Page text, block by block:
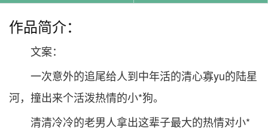
作品简介：
文案：
一次意外的追尾给人到中年活的清心寡yu的陆星
河，撞出来个活泼热情的小*狗。
清清冷冷的老男人拿出这辈子最大的热情对小*